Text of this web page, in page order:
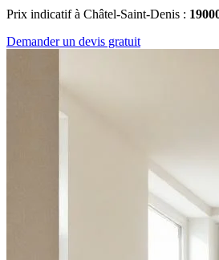
Prix indicatif à Châtel-Saint-Denis :
Demander un devis gratuit